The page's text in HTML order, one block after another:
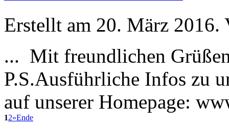
Erstellt am 20. März
... Mit freundlichen
P.S.Ausführliche Infos zu
auf unserer Homepage:
12»Ende